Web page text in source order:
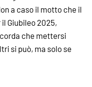
a caso il motto che il
Giubileo 2025,
che mettersi
si può, ma solo se